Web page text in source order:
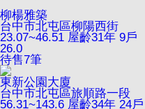
柳楊雅築
台中市北屯區柳陽西街
23.07~46.51 屋齡31年 9戶
26.0
待售7筆
東新公園大廈
台中市北屯區旅順路一段
56.31~143.6 屋齡34年 24戶